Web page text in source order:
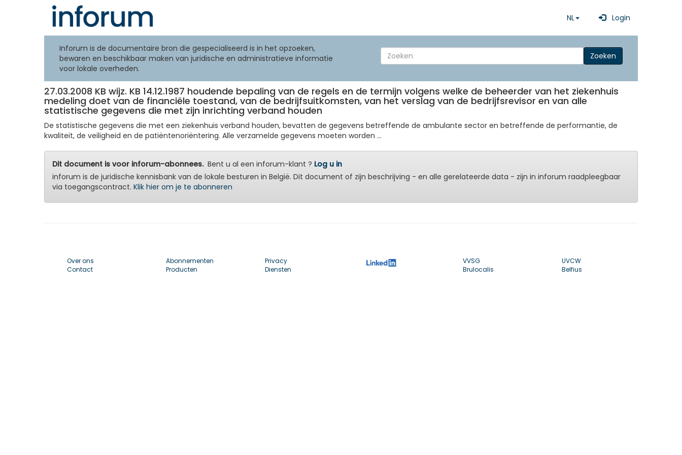
NL Login
Inforum is de documentaire bron die gespecialiseerd is in het opzoeken,
bewaren en beschikbaar maken van juridische en administratieve informatie
voor lokale overheden.
Zoeken
27.03.2008 KB wijz. KB 14.12.1987 houdende bepaling van de regels en de termijn volgens welke de beheerder van het ziekenhuis
medeling doet van de financiële toestand, van de bedrijfsuitkomsten, van het verslag van de bedrijfsrevisor en van alle
statistische gegevens die met zijn inrichting verband houden
De statistische gegevens die met een ziekenhuis verband houden, bevatten de gegevens betreffende de ambulante sector en betreffende de performantie, de
kwaliteit, de veiligheid en de patiëntenoriëntering. Alle verzamelde gegevens moeten worden ...
Dit document is voor inforum-abonnees.Bent u al een inforum-klant ? Log u in
inforum is de juridische kennisbank van de lokale besturen in België. Dit document of zijn beschrijving - en alle gerelateerde data - zijn in inforum raadpleegbaar
via toegangscontract. Klik hier om je te abonneren
Over ons
Contact
Abonnementen
Producten
Privacy
Diensten
VVSG
Brulocalis
UVCW
Belfius